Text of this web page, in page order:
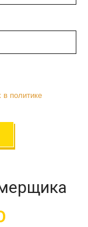
в политике